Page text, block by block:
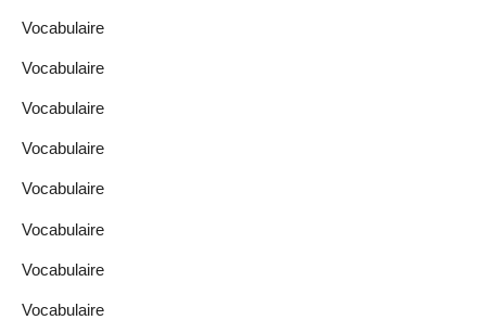
Vocabulaire
Vocabulaire
Vocabulaire
Vocabulaire
Vocabulaire
Vocabulaire
Vocabulaire
Vocabulaire